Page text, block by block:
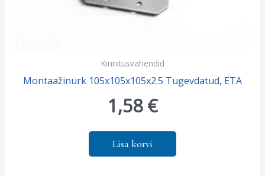
Kinnitusvahendid
Montaažinurk 105x105x105x2.5 Tugevdatud, ETA
1,58€
Lisa korvi